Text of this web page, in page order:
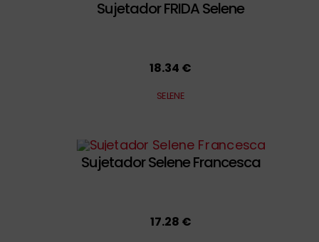
Sujetador FRIDA Selene
18.34 €
SELENE
Sujetador Selene Francesca
17.28 €